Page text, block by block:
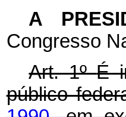
A
Congresso
Art. 1ºÉ
público